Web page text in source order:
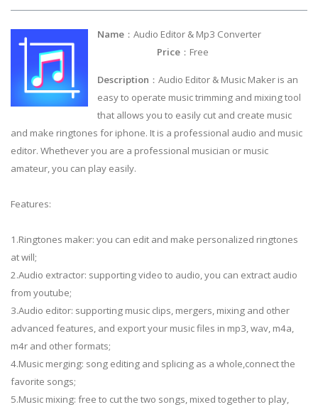
Name ：Audio Editor & Mp3 Converter
Price ：Free
Description ：Audio Editor & Music Maker is an
easy to operate music trimming and mixing tool
that allows you to easily cut and create music
and make ringtones for iphone. It is a professional audio and music
editor. Whethever you are a professional musician or music
amateur, you can play easily.
Features:
1.Ringtones maker: you can edit and make personalized ringtones
at will;
2.Audio extractor: supporting video to audio, you can extract audio
from youtube;
3.Audio editor: supporting music clips, mergers, mixing and other
advanced features, and export your music files in mp3, wav, m4a,
m4r and other formats;
4.Music merging: song editing and splicing as a whole,connect the
favorite songs;
5.Music mixing: free to cut the two songs, mixed together to play,